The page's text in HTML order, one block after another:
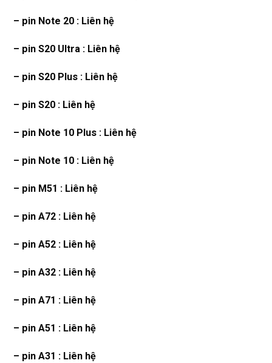
– pin Note 20 : Liên hệ
– pin S20 Ultra : Liên hệ
– pin S20 Plus : Liên hệ
– pin S20 : Liên hệ
– pin Note 10 Plus : Liên hệ
– pin Note 10 : Liên hệ
– pin M51 : Liên hệ
– pin A72 : Liên hệ
– pin A52 : Liên hệ
– pin A32 : Liên hệ
– pin A71 : Liên hệ
– pin A51 : Liên hệ
– pin A31 : Liên hệ